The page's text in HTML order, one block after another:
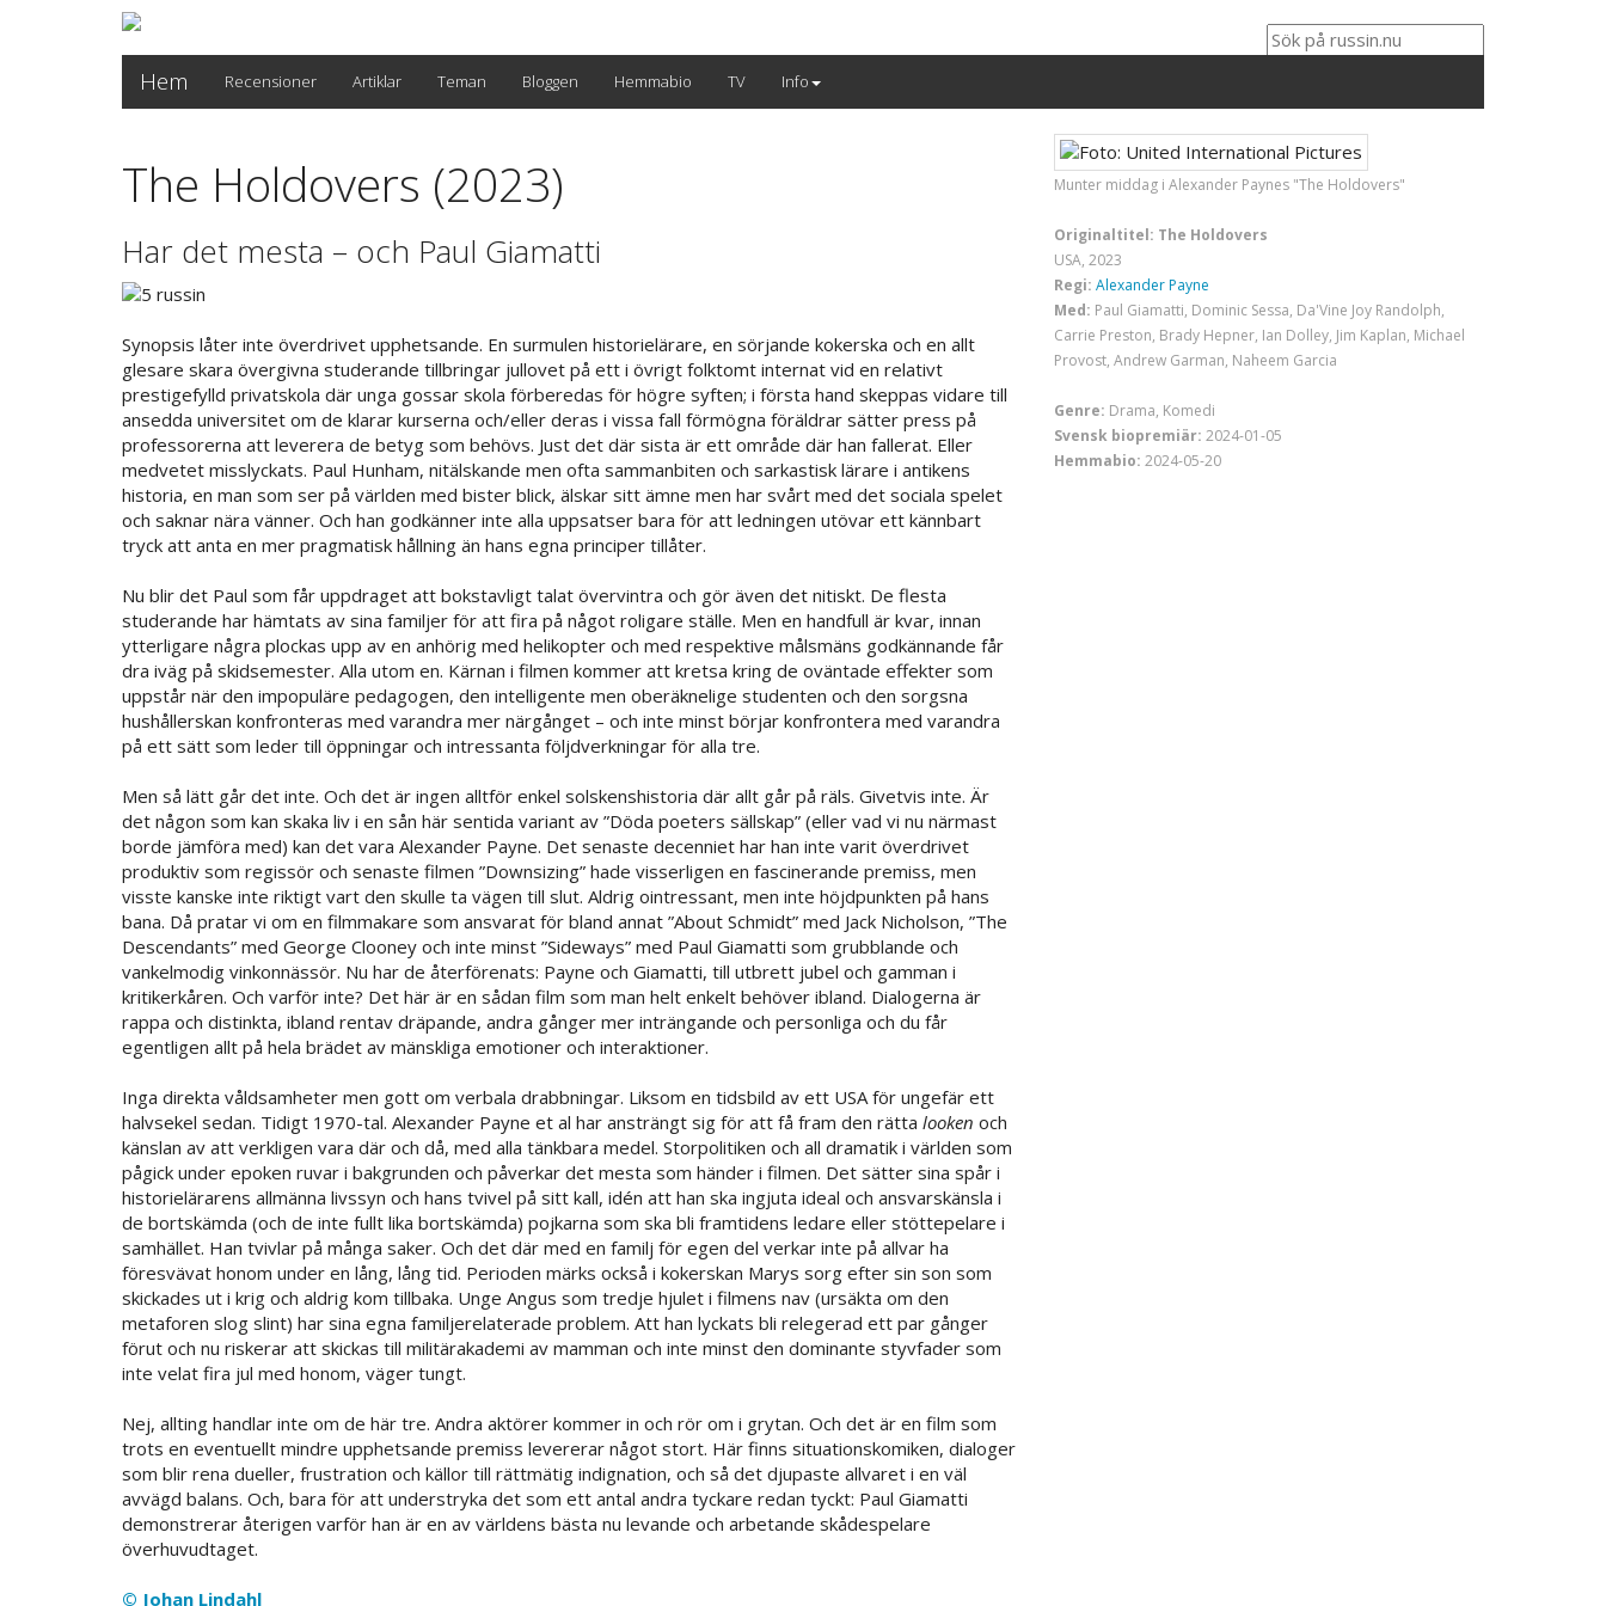
Hem Recensioner Artiklar Teman Bloggen Hemmabio TV Info
The Holdovers (2023)
Har det mesta – och Paul Giamatti
Synopsis låter inte överdrivet upphetsande. En surmulen historielärare, en sörjande kokerska och en allt
glesare skara övergivna studerande tillbringar jullovet på ett i övrigt folktomt internat vid en relativt
prestigefylld privatskola där unga gossar skola förberedas för högre syften; i första hand skeppas vidare till
ansedda universitet om de klarar kurserna och/eller deras i vissa fall förmögna föräldrar sätter press på
professorerna att leverera de betyg som behövs. Just det där sista är ett område där han fallerat. Eller
medvetet misslyckats. Paul Hunham, nitälskande men ofta sammanbiten och sarkastisk lärare i antikens
historia, en man som ser på världen med bister blick, älskar sitt ämne men har svårt med det sociala spelet
och saknar nära vänner. Och han godkänner inte alla uppsatser bara för att ledningen utövar ett kännbart
tryck att anta en mer pragmatisk hållning än hans egna principer tillåter.
Nu blir det Paul som får uppdraget att bokstavligt talat övervintra och gör även det nitiskt. De flesta
studerande har hämtats av sina familjer för att fira på något roligare ställe. Men en handfull är kvar, innan
ytterligare några plockas upp av en anhörig med helikopter och med respektive målsmäns godkännande får
dra iväg på skidsemester. Alla utom en. Kärnan i filmen kommer att kretsa kring de oväntade effekter som
uppstår när den impopuläre pedagogen, den intelligente men oberäknelige studenten och den sorgsna
hushållerskan konfronteras med varandra mer närgånget – och inte minst börjar konfrontera med varandra
på ett sätt som leder till öppningar och intressanta följdverkningar för alla tre.
Men så lätt går det inte. Och det är ingen alltför enkel solskenshistoria där allt går på räls. Givetvis inte. Är
det någon som kan skaka liv i en sån här sentida variant av ”Döda poeters sällskap” (eller vad vi nu närmast
borde jämföra med) kan det vara Alexander Payne. Det senaste decenniet har han inte varit överdrivet
produktiv som regissör och senaste filmen ”Downsizing” hade visserligen en fascinerande premiss, men
visste kanske inte riktigt vart den skulle ta vägen till slut. Aldrig ointressant, men inte höjdpunkten på hans
bana. Då pratar vi om en filmmakare som ansvarat för bland annat ”About Schmidt” med Jack Nicholson, ”The
Descendants” med George Clooney och inte minst ”Sideways” med Paul Giamatti som grubblande och
vankelmodig vinkonnässör. Nu har de återförenats: Payne och Giamatti, till utbrett jubel och gamman i
kritikerkåren. Och varför inte? Det här är en sådan film som man helt enkelt behöver ibland. Dialogerna är
rappa och distinkta, ibland rentav dräpande, andra gånger mer inträngande och personliga och du får
egentligen allt på hela brädet av mänskliga emotioner och interaktioner.
Inga direkta våldsamheter men gott om verbala drabbningar. Liksom en tidsbild av ett USA för ungefär ett
halvsekel sedan. Tidigt 1970-tal. Alexander Payne et al har ansträngt sig för att få fram den rätta looken och
känslan av att verkligen vara där och då, med alla tänkbara medel. Storpolitiken och all dramatik i världen som
pågick under epoken ruvar i bakgrunden och påverkar det mesta som händer i filmen. Det sätter sina spår i
historielärarens allmänna livssyn och hans tvivel på sitt kall, idén att han ska ingjuta ideal och ansvarskänsla i
de bortskämda (och de inte fullt lika bortskämda) pojkarna som ska bli framtidens ledare eller stöttepelare i
samhället. Han tvivlar på många saker. Och det där med en familj för egen del verkar inte på allvar ha
föresvävat honom under en lång, lång tid. Perioden märks också i kokerskan Marys sorg efter sin son som
skickades ut i krig och aldrig kom tillbaka. Unge Angus som tredje hjulet i filmens nav (ursäkta om den
metaforen slog slint) har sina egna familjerelaterade problem. Att han lyckats bli relegerad ett par gånger
förut och nu riskerar att skickas till militärakademi av mamman och inte minst den dominante styvfader som
inte velat fira jul med honom, väger tungt.
Nej, allting handlar inte om de här tre. Andra aktörer kommer in och rör om i grytan. Och det är en film som
trots en eventuellt mindre upphetsande premiss levererar något stort. Här finns situationskomiken, dialoger
som blir rena dueller, frustration och källor till rättmätig indignation, och så det djupaste allvaret i en väl
avvägd balans. Och, bara för att understryka det som ett antal andra tyckare redan tyckt: Paul Giamatti
demonstrerar återigen varför han är en av världens bästa nu levande och arbetande skådespelare
överhuvudtaget.
© Johan Lindahl
Munter middag i Alexander Paynes "The Holdovers"
Originaltitel: The Holdovers
USA, 2023
Regi: Alexander Payne
Med: Paul Giamatti, Dominic Sessa, Da'Vine Joy Randolph,
Carrie Preston, Brady Hepner, Ian Dolley, Jim Kaplan, Michael
Provost, Andrew Garman, Naheem Garcia
Genre: Drama, Komedi
Svensk biopremiär: 2024-01-05
Hemmabio: 2024-05-20